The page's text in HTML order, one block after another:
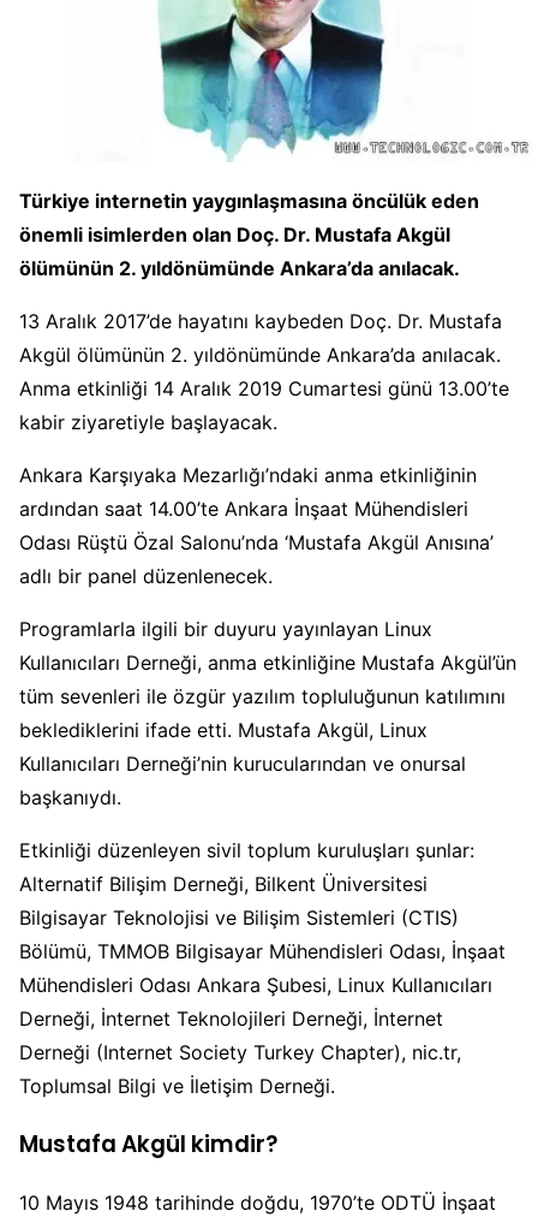
Türkiye internetin yaygınlaşmasına öncülük eden
önemli isimlerden olan Doç. Dr. Mustafa Akgül
ölümünün 2. yıldönümünde Ankara’da anılacak.
13 Aralık 2017’de hayatını kaybeden Doç. Dr. Mustafa
Akgül ölümünün 2. yıldönümünde Ankara’da anılacak.
Anma etkinliği 14 Aralık 2019 Cumartesi günü 13.00’te
kabir ziyaretiyle başlayacak.
Ankara Karşıyaka Mezarlığı’ndaki anma etkinliğinin
ardından saat 14.00’te Ankara İnşaat Mühendisleri
Odası Rüştü Özal Salonu’nda ‘Mustafa Akgül Anısına’
adlı bir panel düzenlenecek.
Programlarla ilgili bir duyuru yayınlayan Linux
Kullanıcıları Derneği, anma etkinliğine Mustafa Akgül’ün
tüm sevenleri ile özgür yazılım topluluğunun katılımını
beklediklerini ifade etti. Mustafa Akgül, Linux
Kullanıcıları Derneği’nin kurucularından ve onursal
başkanıydı.
Etkinliği düzenleyen sivil toplum kuruluşları şunlar:
Alternatif Bilişim Derneği, Bilkent Üniversitesi
Bilgisayar Teknolojisi ve Bilişim Sistemleri (CTIS)
Bölümü, TMMOB Bilgisayar Mühendisleri Odası, İnşaat
Mühendisleri Odası Ankara Şubesi, Linux Kullanıcıları
Derneği, İnternet Teknolojileri Derneği, İnternet
Derneği (Internet Society Turkey Chapter), nic.tr,
Toplumsal Bilgi ve İletişim Derneği.
Mustafa Akgül kimdir?
10 Mayıs 1948 tarihinde doğdu, 1970’te ODTÜ İnşaat